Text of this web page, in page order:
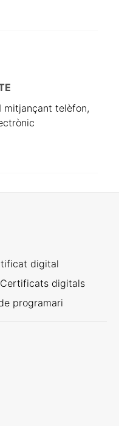
mitjançant telèfon,
digital
digitals
programari